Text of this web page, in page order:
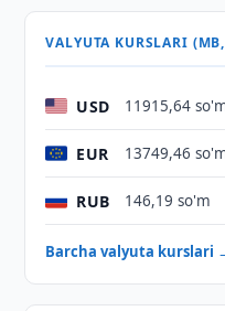
VALYUTA KURSLARI
USD 11915,64
EUR 13749,46
RUB 146,19 so'm
Barcha valyuta kurslari